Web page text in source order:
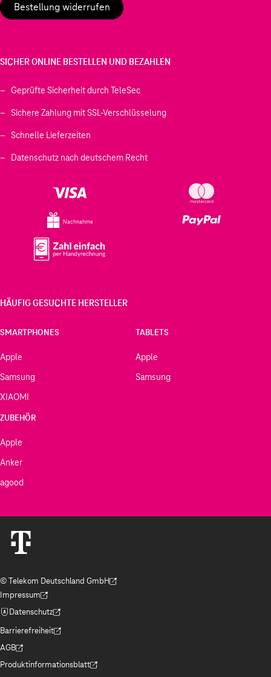
Bestellung widerrufen
SICHER ONLINE BESTELLEN UND BEZAHLEN
Geprüfte Sicherheit durch TeleSec
Sichere Zahlung mit SSL-Verschlüsselung
Schnelle Lieferzeiten
Datenschutz nach deutschem Recht
Nachnahme
HÄUFIG GESUCHTE HERSTELLER
SMARTPHONES
Apple
Samsung
XIAOMI
TABLETS
Apple
Samsung
ZUBEHÖR
Apple
Anker
agood
© Telekom Deutschland GmbH
(Der Link wird in einem neuen Tab geöffnet)
Impressum
(Der Link wird in einem neuen Tab geöffnet)
Datenschutz
(Der Link wird in einem neuen Tab geöffnet)
Barrierefreiheit
(Der Link wird in einem neuen Tab geöffnet)
AGB
(Der Link wird in einem neuen Tab geöffnet)
Produktinformationsblatt
(Der Link wird in einem neuen Tab geöffnet)